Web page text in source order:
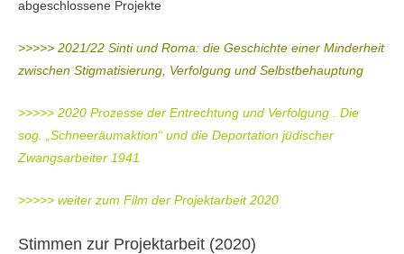
abgeschlossene Projekte
>>>>> 2021/22 Sinti und Roma: die Geschichte einer Minderheit
zwischen Stigmatisierung, Verfolgung und Selbstbehauptung
>>>>> 2020 Prozesse der Entrechtung und Verfolgung . Die
sog. „Schneeräumaktion“ und die Deportation jüdischer
Zwangsarbeiter 1941
>>>>> weiter zum Film der Projektarbeit 2020
Stimmen zur Projektarbeit (2020)